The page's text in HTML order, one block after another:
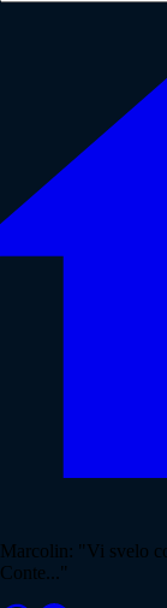
Marcolin: "Vi svelo
Conte..."